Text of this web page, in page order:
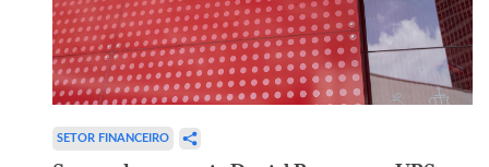
SETOR FINANCEIRO